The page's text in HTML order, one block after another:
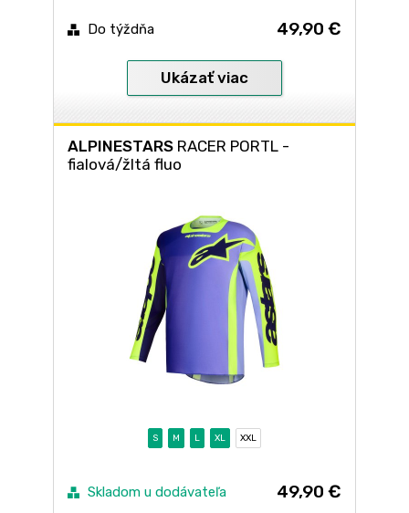
Do týždňa 49,90 €
Ukázať viac
ALPINESTARS RACER PORTL -
fialová/žltá fluo
S M L XL XXL
Skladom u dodávateľa 49,90 €